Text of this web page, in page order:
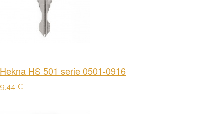
Hekna HS 501 serie 0501-0916
9,44 €